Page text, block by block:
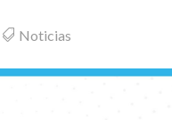
Noticias